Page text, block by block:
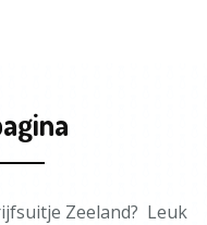
Zeeland? Leuk